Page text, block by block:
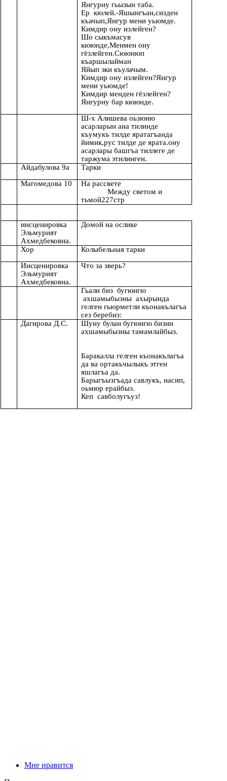
Янгурну гьызын таба.
Ер кюлей.-Яшынгъан,сизден
къачып,Янгур мени уьюмде.
Кимдир ону излейген?
Шо сыкъмасув
кююнде,Менмен ону
гёзлейген.Сююнюп
къаршылайман
Яйып эки къулачым.
Кимдир ону излейген?Янгур
мени уьюмде!
Кимдир менден гёзлейген?
Янгурну бар кююнде.
Ш-х Алишева оьзюню
асарларын ана тилинде
къумукъ тилде яратагъанда
йимик,рус тилде де ярата.ону
асарлары башгъа тиллеге де
таржума этилинген.
Айдабулова 9а
Тарки
Магомедова 10
На рассвете
Между светом и
тьмой227стр
инсценировка
Эльмурият
Ахмедбековна.
Домой на ослике
Хор
Колыбельная тарки
Инсценировка
Эльмурият
Ахмедбековна.
Что за зверь?
Гьали биз бугюнгю
ахшамыбызны ахырында
гелген гьюрметли къонакълагъа
сез беребиз:
Дагирова Д.С.
Шуну булан бугюнгю бизин
ахшамыбызны тамамлайбыз.
Баракалла гелген къонакълагъа
да ва ортакъчылыкъ этген
яшлагъа да.
Барыгъызгъада савлукъ, насип,
оьмюр ерайбыз.
Кеп савболугъуз!
Мне нравится